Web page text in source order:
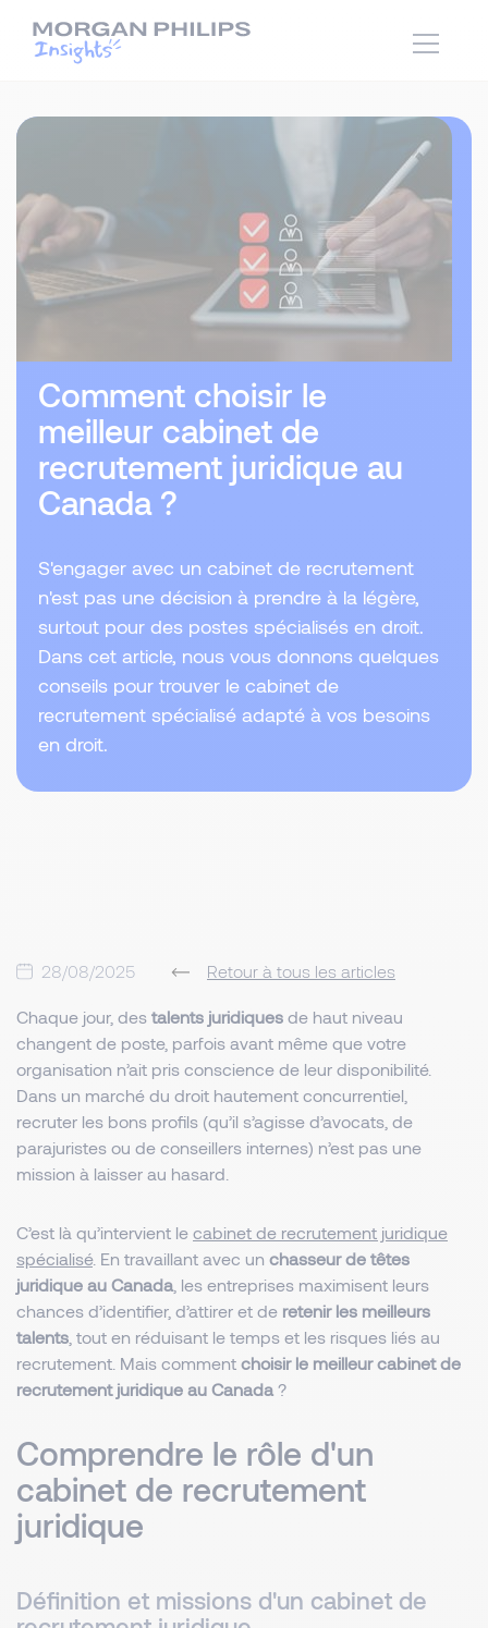
Comment choisir le
meilleur cabinet de
recrutement juridique au
Canada ?
S'engager avec un cabinet de recrutement
n'est pas une décision à prendre à la légère,
surtout pour des postes spécialisés en droit.
Dans cet article, nous vous donnons quelques
conseils pour trouver le cabinet de
recrutement spécialisé adapté à vos besoins
en droit.
28/08/2025 Retour à tous les articles
Chaque jour, des talents juridiques de haut niveau
changent de poste, parfois avant même que votre
organisation n’ait pris conscience de leur disponibilité.
Dans un marché du droit hautement concurrentiel,
recruter les bons profils (qu’il s’agisse d’avocats, de
parajuristes ou de conseillers internes) n’est pas une
mission à laisser au hasard.
C’est là qu’intervient le cabinet de recrutement juridique
spécialisé. En travaillant avec un chasseur de têtes
juridique au Canada , les entreprises maximisent leurs
chances d’identifier, d’attirer et de retenir les meilleurs
talents , tout en réduisant le temps et les risques liés au
recrutement. Mais comment choisir le meilleur cabinet de
recrutement juridique au Canada ?
Comprendre le rôle d'un
cabinet de recrutement
juridique
Définition et missions d'un cabinet de